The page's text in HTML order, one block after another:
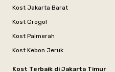
Kost Jakarta Barat
Kost Grogol
Kost Palmerah
Kost Kebon Jeruk
Kost Terbaik di Jakarta Timur